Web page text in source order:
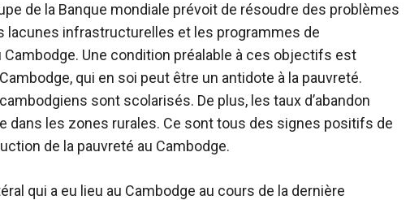
de la Banque mondiale prévoit de résoudre des problèmes
lacunes infrastructurelles et les programmes de
Une condition préalable à ces objectifs est
qui en soi peut être un antidote à la pauvreté.
sont scolarisés. De plus, les taux d’abandon
dans les zones rurales. Ce sont tous des signes positifs de
de la pauvreté au Cambodge.
qui a eu lieu au Cambodge au cours de la dernière